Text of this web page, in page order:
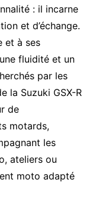
: il incarne
et d’échange.
et à ses
fluidité et un
par les
la Suzuki GSX-R
de
motards,
les
ateliers ou
moto adapté